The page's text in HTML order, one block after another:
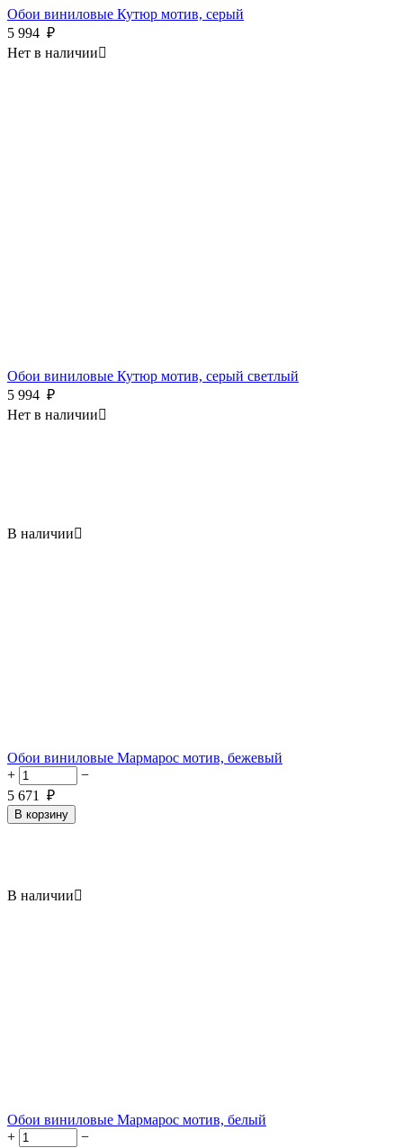
Обои виниловые Кутюр мотив, серый
5 994 ₽
Нет в наличии
Обои виниловые Кутюр мотив, серый светлый
5 994 ₽
Нет в наличии
В наличии
Обои виниловые Мармарос мотив, бежевый
+
−
5 671
₽
В корзину
В наличии
Обои виниловые Мармарос мотив, белый
+
−